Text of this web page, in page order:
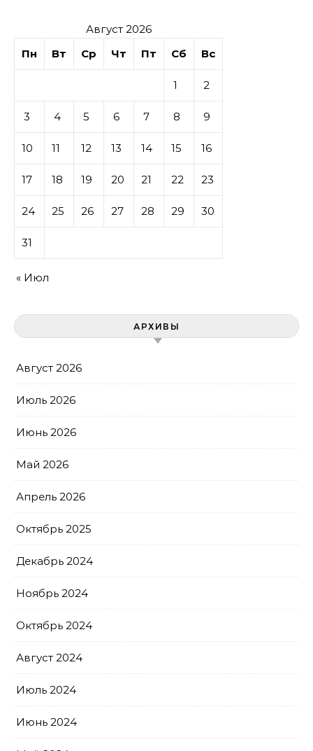
Август 2026
Пн
Вт Ср Чт Пт Сб Вс
1 2
3 4 5 6 7 8 9
10 11 12 13 14 15 16
17 18 19 20 21 22 23
24 25 26 27 28 29 30
31
« Июл
АРХИВЫ
Август 2026
Июль 2026
Июнь 2026
Май 2026
Апрель 2026
Октябрь 2025
Декабрь 2024
Ноябрь 2024
Октябрь 2024
Август 2024
Июль 2024
Июнь 2024